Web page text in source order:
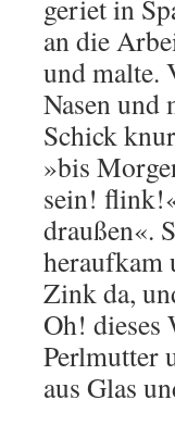
geriet in
an die
und malte.
Nasen und
Schick
»bis
sein!
draußen«.
heraufkam
Zink da,
Oh! dieses
Perlmutter
aus Glas